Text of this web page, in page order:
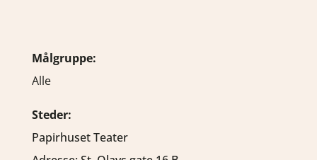
Målgruppe:
Alle
Steder:
Papirhuset Teater